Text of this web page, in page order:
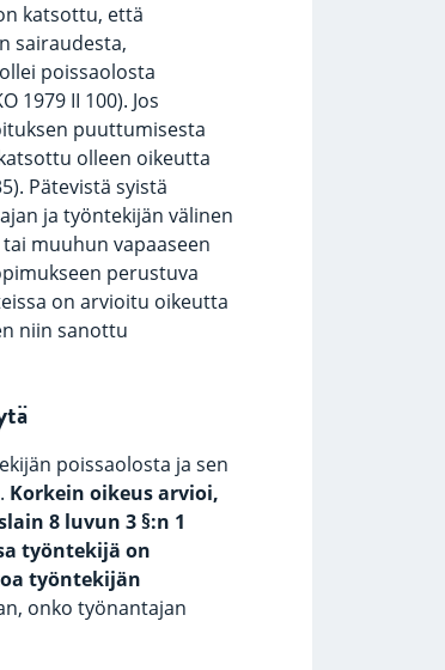
katsottu, että
sairaudesta,
poissaolosta
1979 II 100). Jos
puuttumisesta
olleen oikeutta
Pätevistä syistä
ja työntekijän välinen
muuhun vapaaseen
perustuva
on arvioitu oikeutta
niin sanottu
poissaolosta ja sen
Korkein oikeus arvioi,
8 luvun 3 §:n 1
työntekijä on
työntekijän
onko työnantajan